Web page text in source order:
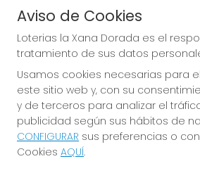
CONTACTO
ADMINISTRACION DE LOTERIAS: 9-
OFICIAL: 57750
985567207
Clica aquí para contactar por WhatsApp
614069067
info@laxanadorada.com
Fernandez Balsera 26 bajo
Aviles, 33402
(Asturias) España
Aviso de Cookies
Loterias la Xana Dorada es el
tratamiento de sus datos
Usamos cookies necesarias para
este sitio web y, con su
y de terceros para analizar el
publicidad según sus hábitos de
CONFIGURAR sus preferencias o
Cookies AQUÍ.